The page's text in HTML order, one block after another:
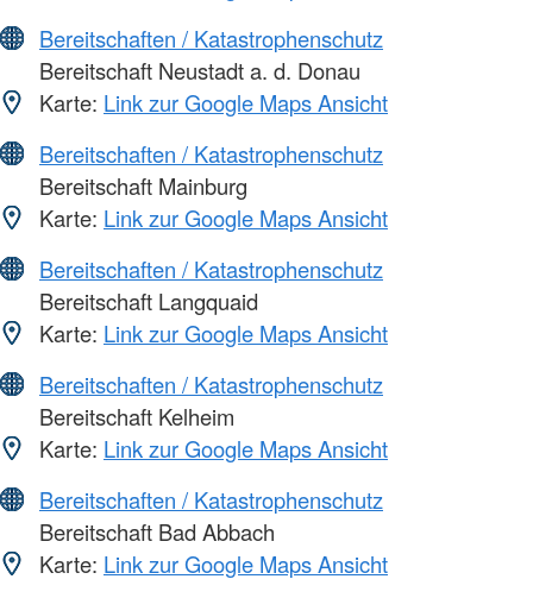
Bereitschaften / Katastrophenschutz
Bereitschaft Neustadt a. d. Donau
Karte: Link zur Google Maps Ansicht
Bereitschaften / Katastrophenschutz
Bereitschaft Mainburg
Karte: Link zur Google Maps Ansicht
Bereitschaften / Katastrophenschutz
Bereitschaft Langquaid
Karte: Link zur Google Maps Ansicht
Bereitschaften / Katastrophenschutz
Bereitschaft Kelheim
Karte: Link zur Google Maps Ansicht
Bereitschaften / Katastrophenschutz
Bereitschaft Bad Abbach
Karte: Link zur Google Maps Ansicht